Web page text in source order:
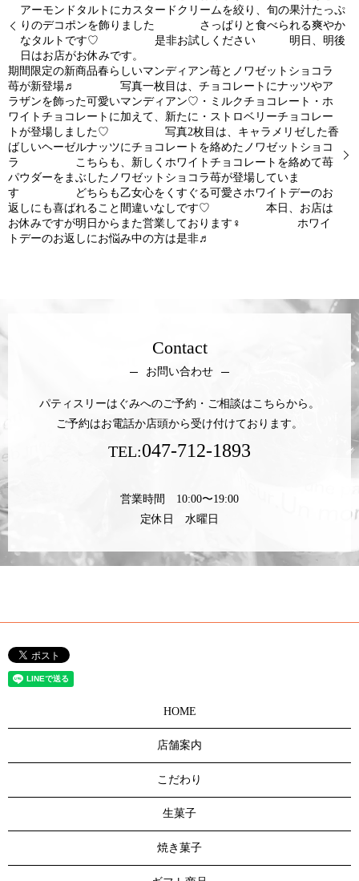
アーモンドタルトにカスタードクリームを絞り、旬の果汁たっぷ
りのデコポンを飾りました さっぱりと食べられる爽やか
なタルトです♡ 是非お試しください 明日、明後
日はお店がお休みです。
期間限定の新商品春らしいマンディアン苺とノワゼットショコラ
苺が新登場♬ 写真一枚目は、チョコレートにナッツやア
ラザンを飾った可愛いマンディアン♡・ミルクチョコレート・ホ
ワイトチョコレートに加えて、新たに・ストロベリーチョコレー
トが登場しました♡ 写真2枚目は、キャラメリゼした香
ばしいヘーゼルナッツにチョコレートを絡めたノワゼットショコ
ラ こちらも、新しくホワイトチョコレートを絡めて苺
パウダーをまぶしたノワゼットショコラ苺が登場していま
す どちらも乙女心をくすぐる可愛さホワイトデーのお
返しにも喜ばれること間違いなしです♡ 本日、お店は
お休みですが明日からまた営業しております‍♀️ ホワイ
トデーのお返しにお悩み中の方は是非♬
Contact
お問い合わせ
パティスリーはぐみへのご予約・ご相談はこちらから。
ご予約はお電話か店頭から受け付けております。
TEL:047-712-1893
営業時間 10:00〜19:00
定休日 水曜日
HOME
店舗案内
こだわり
生菓子
焼き菓子